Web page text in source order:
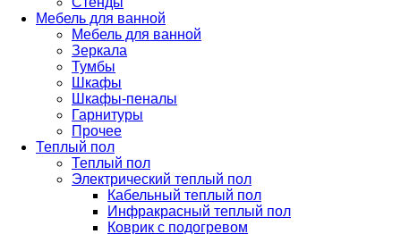
Мебель для ванной
Мебель для ванной
Зеркала
Тумбы
Шкафы
Шкафы-пеналы
Гарнитуры
Прочее
Теплый пол
Теплый пол
Электрический теплый пол
Кабельный теплый пол
Инфракрасный теплый пол
Коврик с подогревом